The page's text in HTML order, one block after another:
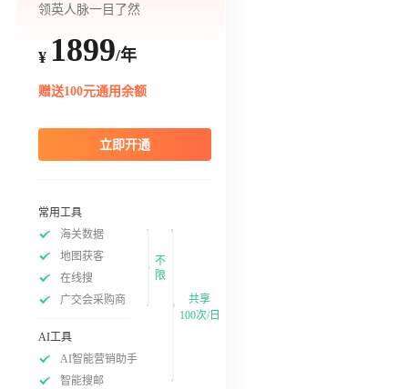
领英人脉一目了然
¥ 1899/年
赠送100元通用余额
立即开通
常用工具
海关数据
地图获客
在线搜
广交会采购商
不
限
AI工具
AI智能营销助手
智能搜邮
共享
100次/日